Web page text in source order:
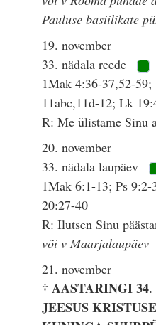
Pauluse basiilikate
19. november
33. nädala reede
1Mak 4:36-37,52-
11abc,11d-12; Lk
R: Me ülistame Sinu
20. november
33. nädala laupäev
1Mak 6:1-13; Ps
20:27-40
R: Ilutsen Sinu
või v Maarjalaupäev
21. november
† AASTARINGI
JEESUS